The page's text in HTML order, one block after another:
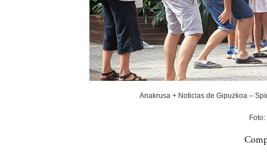
Anakrusa + Noticias de Gipuzkoa –